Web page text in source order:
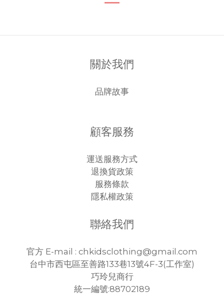
關於我們
品牌故事
顧客服務
運送服務方式
退換貨政策
服務條款
隱私權政策
聯絡我們
官方 E-mail : chkidsclothing@gmail.com
台中市西屯區至善路133巷13號4F-3(工作室)
巧玲兒商行
統一編號:88702189